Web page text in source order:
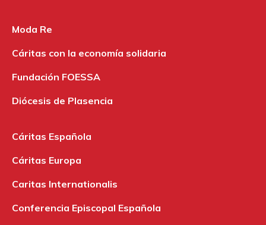
Moda Re
Cáritas con la economía solidaria
Fundación FOESSA
Diócesis de Plasencia
Cáritas Española
Cáritas Europa
Caritas Internationalis
Conferencia Episcopal Española